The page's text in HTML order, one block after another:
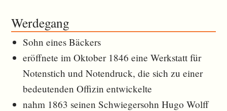
Werdegang
Sohn eines Bäckers
eröffnete im Oktober 1846 eine Werkstatt für
Notenstich und Notendruck, die sich zu einer
bedeutenden Offizin entwickelte
nahm 1863 seinen Schwiegersohn Hugo Wolff